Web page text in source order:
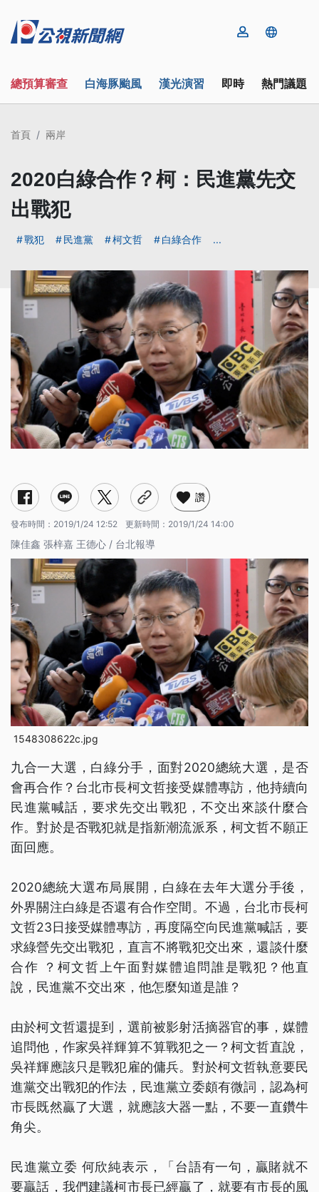
總預算審查 白海豚颱風 漢光演習 即時 熱門議題
首頁 兩岸
2020白綠合作？柯：民進黨先交
出戰犯
戰犯 民進黨 柯文哲 白綠合作 ...
讚
發布時間： 2019/1/24 12:52 更新時間： 2019/1/24 14:00
陳佳鑫 張梓嘉 王德心 / 台北報導
1548308622c.jpg
九合一大選，白綠分手，面對2020總統大選，是否
會再合作？台北市長柯文哲接受媒體專訪，他持續向
民進黨喊話，要求先交出戰犯，不交出來談什麼合
作。對於是否戰犯就是指新潮流派系，柯文哲不願正
面回應。
2020總統大選布局展開，白綠在去年大選分手後，
外界關注白綠是否還有合作空間。不過，台北市長柯
文哲23日接受媒體專訪，再度隔空向民進黨喊話，要
求綠營先交出戰犯，直言不將戰犯交出來，還談什麼
合作 ？柯文哲上午面對媒體追問誰是戰犯？他直
說，民進黨不交出來，他怎麼知道是誰？
由於柯文哲還提到，選前被影射活摘器官的事，媒體
追問他，作家吳祥輝算不算戰犯之一？柯文哲直說，
吳祥輝應該只是戰犯雇的傭兵。對於柯文哲執意要民
進黨交出戰犯的作法，民進黨立委頗有微詞，認為柯
市長既然贏了大選，就應該大器一點，不要一直鑽牛
角尖。
民進黨立委 何欣純表示，「台語有一句，贏賭就不
要贏話，我們建議柯市長已經贏了，就要有市長的風